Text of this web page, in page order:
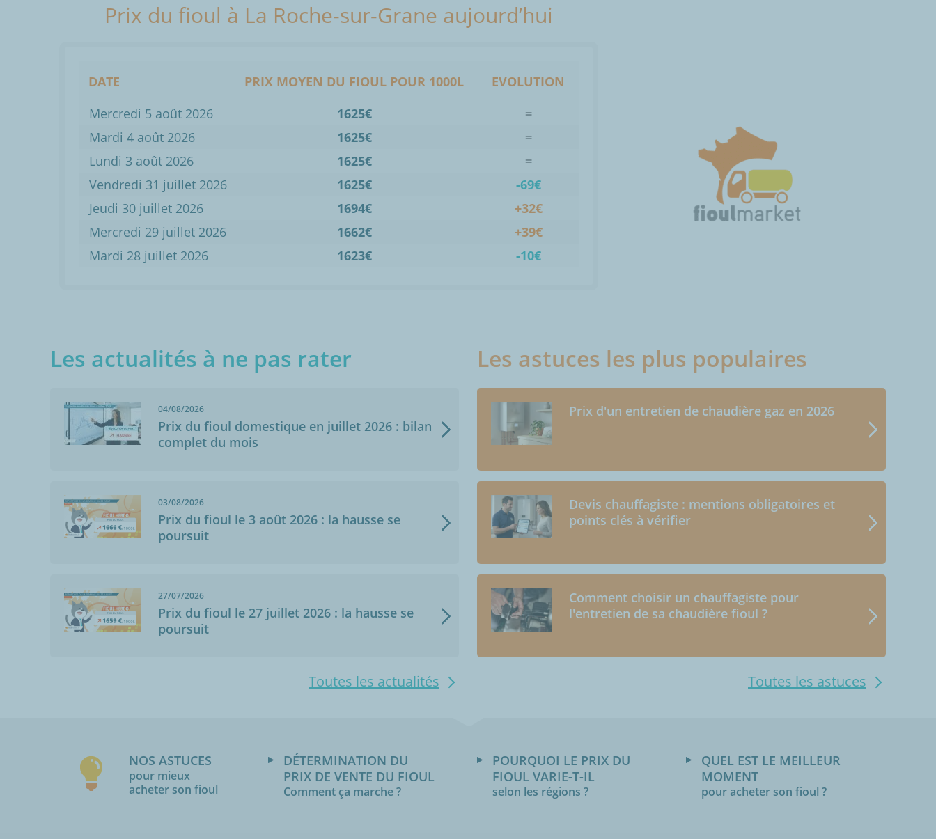
Prix du fioul à La Roche-sur-Grane aujourd’hui
DATE PRIX MOYEN DU FIOUL POUR 1000L
EVOLUTION
Mercredi 5 août 2026
1625€
=
Mardi 4 août 2026
1625€
=
Lundi 3 août 2026
1625€
=
Vendredi 31 juillet 2026
1625€
-69€
Jeudi 30 juillet 2026
1694€
+32€
Mercredi 29 juillet 2026
1662€
+39€
Mardi 28 juillet 2026
1623€ -10€
Les actualités à ne pas rater
04/08/2026
Prix du fioul domestique en juillet 2026 : bilan
complet du mois
03/08/2026
Prix du fioul le 3 août 2026 : la hausse se
poursuit
27/07/2026
Prix du fioul le 27 juillet 2026 : la hausse se
poursuit
Toutes les actualités
Les astuces les plus populaires
Prix d'un entretien de chaudière gaz en 2026
Devis chauffagiste : mentions obligatoires et
points clés à vérifier
Comment choisir un chauffagiste pour
l'entretien de sa chaudière fioul ?
Toutes les astuces
NOS ASTUCES
pour mieux
acheter son fioul
DÉTERMINATION DU
PRIX DE VENTE DU FIOUL
Comment ça marche ?
POURQUOI LE PRIX DU
FIOUL VARIE-T-IL
selon les régions ?
QUEL EST LE MEILLEUR
MOMENT
pour acheter son fioul ?